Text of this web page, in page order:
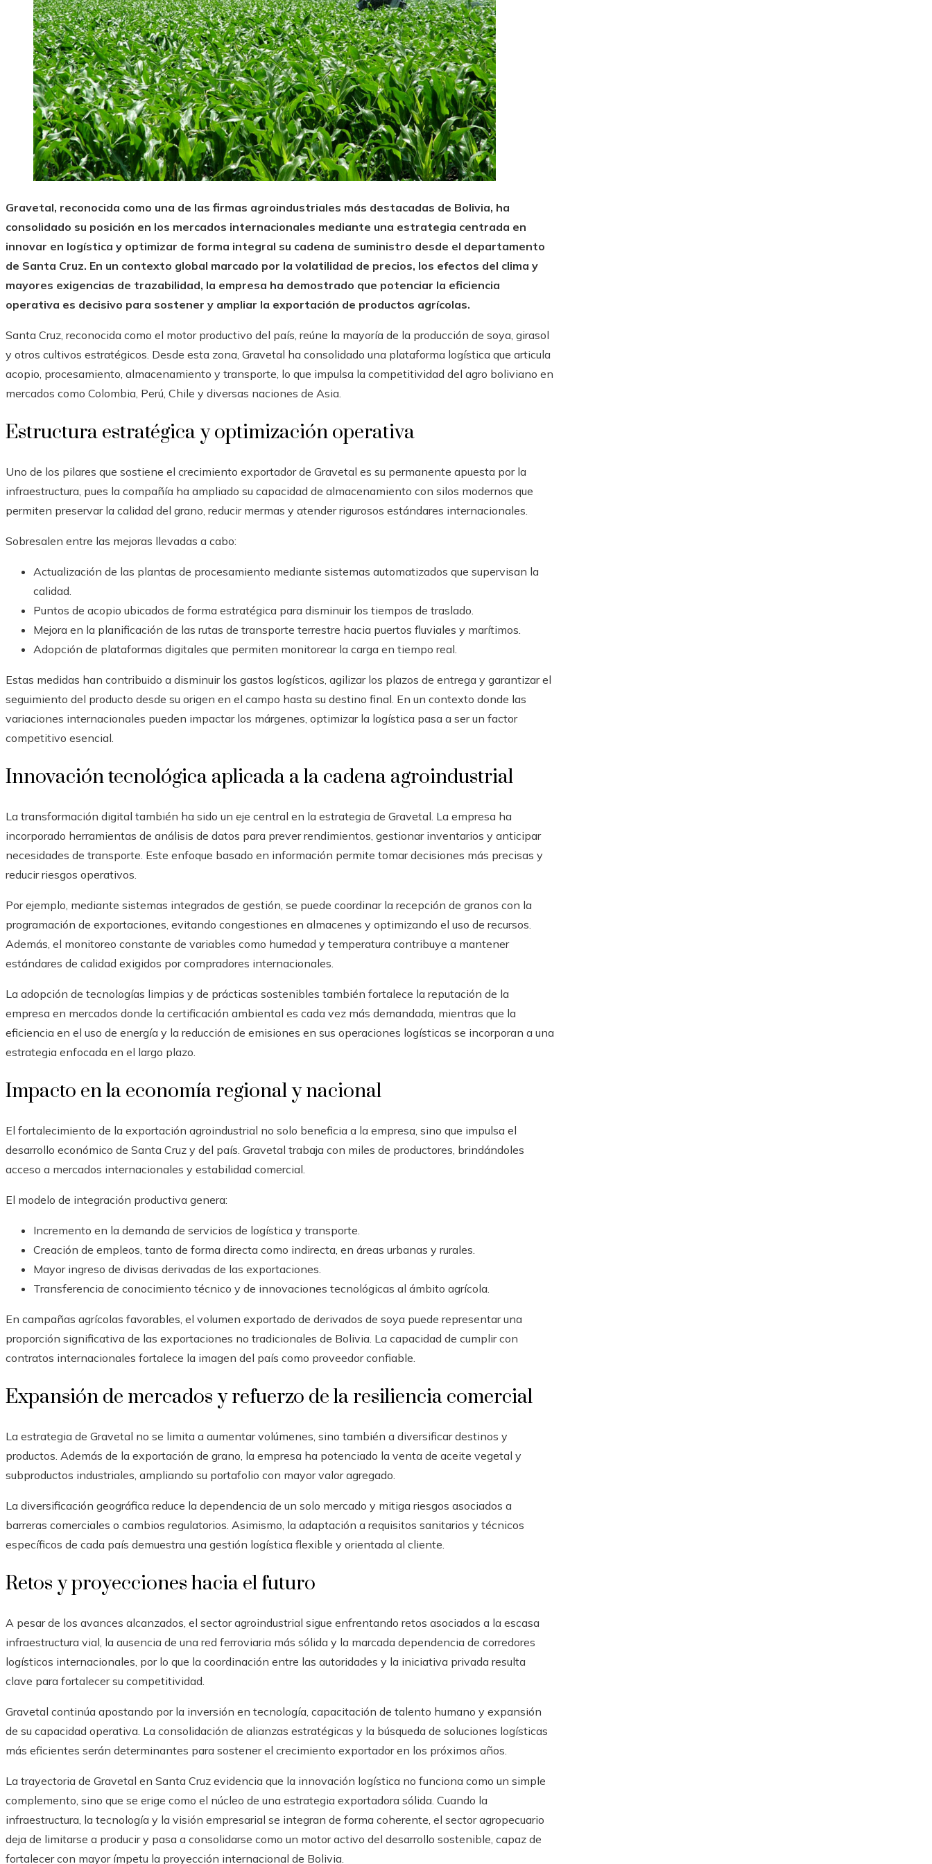
Gravetal, reconocida como una de las firmas agroindustriales más destacadas de Bolivia, ha
consolidado su posición en los mercados internacionales mediante una estrategia centrada en
innovar en logística y optimizar de forma integral su cadena de suministro desde el departamento
de Santa Cruz. En un contexto global marcado por la volatilidad de precios, los efectos del clima y
mayores exigencias de trazabilidad, la empresa ha demostrado que potenciar la eficiencia
operativa es decisivo para sostener y ampliar la exportación de productos agrícolas.
Santa Cruz, reconocida como el motor productivo del país, reúne la mayoría de la producción de soya, girasol
y otros cultivos estratégicos. Desde esta zona, Gravetal ha consolidado una plataforma logística que articula
acopio, procesamiento, almacenamiento y transporte, lo que impulsa la competitividad del agro boliviano en
mercados como Colombia, Perú, Chile y diversas naciones de Asia.
Estructura estratégica y optimización operativa
Uno de los pilares que sostiene el crecimiento exportador de Gravetal es su permanente apuesta por la
infraestructura, pues la compañía ha ampliado su capacidad de almacenamiento con silos modernos que
permiten preservar la calidad del grano, reducir mermas y atender rigurosos estándares internacionales.
Sobresalen entre las mejoras llevadas a cabo:
Actualización de las plantas de procesamiento mediante sistemas automatizados que supervisan la
calidad.
Puntos de acopio ubicados de forma estratégica para disminuir los tiempos de traslado.
Mejora en la planificación de las rutas de transporte terrestre hacia puertos fluviales y marítimos.
Adopción de plataformas digitales que permiten monitorear la carga en tiempo real.
Estas medidas han contribuido a disminuir los gastos logísticos, agilizar los plazos de entrega y garantizar el
seguimiento del producto desde su origen en el campo hasta su destino final. En un contexto donde las
variaciones internacionales pueden impactar los márgenes, optimizar la logística pasa a ser un factor
competitivo esencial.
Innovación tecnológica aplicada a la cadena agroindustrial
La transformación digital también ha sido un eje central en la estrategia de Gravetal. La empresa ha
incorporado herramientas de análisis de datos para prever rendimientos, gestionar inventarios y anticipar
necesidades de transporte. Este enfoque basado en información permite tomar decisiones más precisas y
reducir riesgos operativos.
Por ejemplo, mediante sistemas integrados de gestión, se puede coordinar la recepción de granos con la
programación de exportaciones, evitando congestiones en almacenes y optimizando el uso de recursos.
Además, el monitoreo constante de variables como humedad y temperatura contribuye a mantener
estándares de calidad exigidos por compradores internacionales.
La adopción de tecnologías limpias y de prácticas sostenibles también fortalece la reputación de la
empresa en mercados donde la certificación ambiental es cada vez más demandada, mientras que la
eficiencia en el uso de energía y la reducción de emisiones en sus operaciones logísticas se incorporan a una
estrategia enfocada en el largo plazo.
Impacto en la economía regional y nacional
El fortalecimiento de la exportación agroindustrial no solo beneficia a la empresa, sino que impulsa el
desarrollo económico de Santa Cruz y del país. Gravetal trabaja con miles de productores, brindándoles
acceso a mercados internacionales y estabilidad comercial.
El modelo de integración productiva genera:
Incremento en la demanda de servicios de logística y transporte.
Creación de empleos, tanto de forma directa como indirecta, en áreas urbanas y rurales.
Mayor ingreso de divisas derivadas de las exportaciones.
Transferencia de conocimiento técnico y de innovaciones tecnológicas al ámbito agrícola.
En campañas agrícolas favorables, el volumen exportado de derivados de soya puede representar una
proporción significativa de las exportaciones no tradicionales de Bolivia. La capacidad de cumplir con
contratos internacionales fortalece la imagen del país como proveedor confiable.
Expansión de mercados y refuerzo de la resiliencia comercial
La estrategia de Gravetal no se limita a aumentar volúmenes, sino también a diversificar destinos y
productos. Además de la exportación de grano, la empresa ha potenciado la venta de aceite vegetal y
subproductos industriales, ampliando su portafolio con mayor valor agregado.
La diversificación geográfica reduce la dependencia de un solo mercado y mitiga riesgos asociados a
barreras comerciales o cambios regulatorios. Asimismo, la adaptación a requisitos sanitarios y técnicos
específicos de cada país demuestra una gestión logística flexible y orientada al cliente.
Retos y proyecciones hacia el futuro
A pesar de los avances alcanzados, el sector agroindustrial sigue enfrentando retos asociados a la escasa
infraestructura vial, la ausencia de una red ferroviaria más sólida y la marcada dependencia de corredores
logísticos internacionales, por lo que la coordinación entre las autoridades y la iniciativa privada resulta
clave para fortalecer su competitividad.
Gravetal continúa apostando por la inversión en tecnología, capacitación de talento humano y expansión
de su capacidad operativa. La consolidación de alianzas estratégicas y la búsqueda de soluciones logísticas
más eficientes serán determinantes para sostener el crecimiento exportador en los próximos años.
La trayectoria de Gravetal en Santa Cruz evidencia que la innovación logística no funciona como un simple
complemento, sino que se erige como el núcleo de una estrategia exportadora sólida. Cuando la
infraestructura, la tecnología y la visión empresarial se integran de forma coherente, el sector agropecuario
deja de limitarse a producir y pasa a consolidarse como un motor activo del desarrollo sostenible, capaz de
fortalecer con mayor ímpetu la proyección internacional de Bolivia.